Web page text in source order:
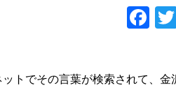
トでその言葉が検索されて、